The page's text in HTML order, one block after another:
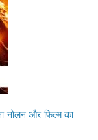
नोलन और फिल्म का